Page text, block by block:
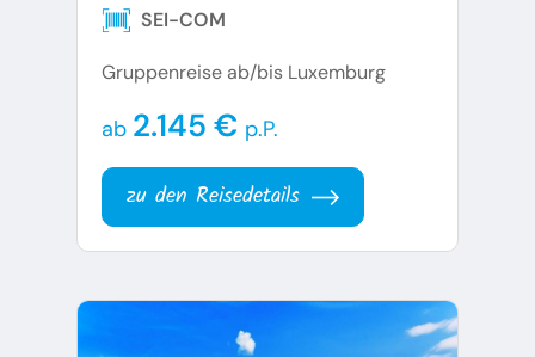
SEI-COM
Gruppenreise ab/bis Luxemburg
ab 2.145 € p.P.
zu den Reisedetails